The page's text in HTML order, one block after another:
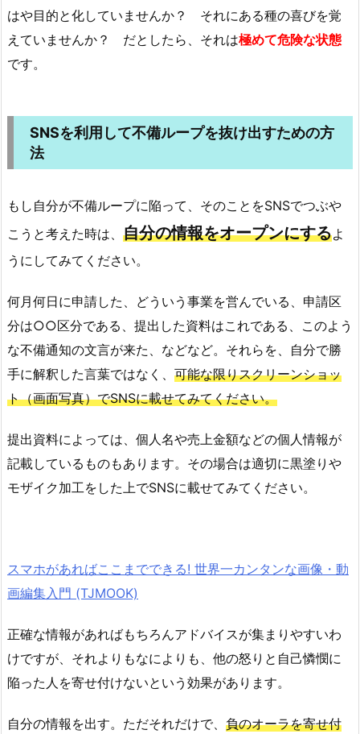
はや目的と化していませんか？ それにある種の喜びを覚
えていませんか？ だとしたら、それは極めて危険な状態
です。
SNSを利用して不備ループを抜け出すための方
法
もし自分が不備ループに陥って、そのことをSNSでつぶや
こうと考えた時は、 自分の情報をオープンにするよ
うにしてみてください。
何月何日に申請した、どういう事業を営んでいる、申請区
分は○○区分である、提出した資料はこれである、このよう
な不備通知の文言が来た、などなど。それらを、自分で勝
手に解釈した言葉ではなく、 可能な限りスクリーンショッ
ト（画面写真）でSNSに載せてみてください。
提出資料によっては、個人名や売上金額などの個人情報が
記載しているものもあります。その場合は適切に黒塗りや
モザイク加工をした上でSNSに載せてみてください。
スマホがあればここまでできる! 世界一カンタンな画像・動
画編集入門 (TJMOOK)
正確な情報があればもちろんアドバイスが集まりやすいわ
けですが、それよりもなによりも、他の怒りと自己憐憫に
陥った人を寄せ付けないという効果があります。
自分の情報を出す。ただそれだけで、 負のオーラを寄せ付